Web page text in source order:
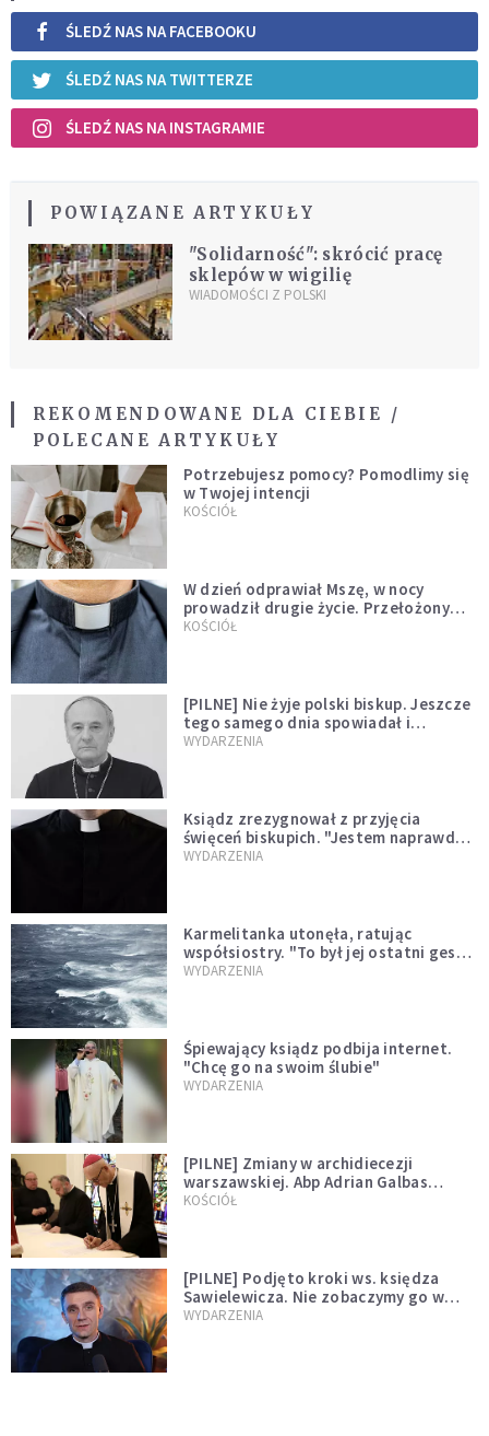
ŚLEDŹ NAS NA FACEBOOKU
ŚLEDŹ NAS NA TWITTERZE
ŚLEDŹ NAS NA INSTAGRAMIE
POWIĄZANE ARTYKUŁY
"Solidarność": skrócić pracę
sklepów w wigilię
WIADOMOŚCI Z POLSKI
REKOMENDOWANE DLA CIEBIE /
POLECANE ARTYKUŁY
Potrzebujesz pomocy? Pomodlimy się
w Twojej intencji
KOŚCIÓŁ
W dzień odprawiał Mszę, w nocy
prowadził drugie życie. Przełożony
kazał mu opuścić zakon
KOŚCIÓŁ
[PILNE] Nie żyje polski biskup. Jeszcze
tego samego dnia spowiadał i
sprawował Mszę świętą
WYDARZENIA
Ksiądz zrezygnował z przyjęcia
święceń biskupich. "Jestem naprawdę
niegodny"
WYDARZENIA
Karmelitanka utonęła, ratując
współsiostry. "To był jej ostatni gest
miłości"
WYDARZENIA
Śpiewający ksiądz podbija internet.
"Chcę go na swoim ślubie"
WYDARZENIA
[PILNE] Zmiany w archidiecezji
warszawskiej. Abp Adrian Galbas
wręczył dekrety nowym proboszczom
KOŚCIÓŁ
[PILNE] Podjęto kroki ws. księdza
Sawielewicza. Nie zobaczymy go w
mediach
WYDARZENIA